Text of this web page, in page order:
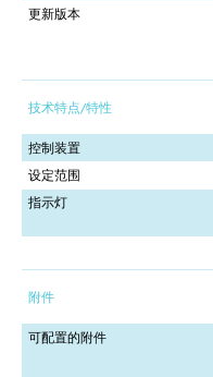
更新版本
技术特点/特性
控制装置
设定范围
指示灯
附件
可配置的附件